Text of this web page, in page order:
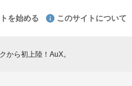
を始める このサイトについて
から初上陸！AuX。